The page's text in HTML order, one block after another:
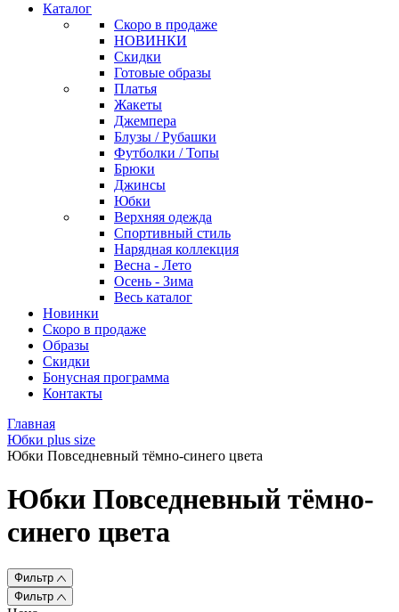
Каталог
Скоро в продаже
НОВИНКИ
Скидки
Готовые образы
Платья
Жакеты
Джемпера
Блузы / Рубашки
Футболки / Топы
Брюки
Джинсы
Юбки
Верхняя одежда
Спортивный стиль
Нарядная коллекция
Весна - Лето
Осень - Зима
Весь каталог
Новинки
Скоро в продаже
Образы
Скидки
Бонусная программа
Контакты
Главная
Юбки plus size
Юбки Повседневный тёмно-синего цвета
Юбки Повседневный тёмно-
синего цвета
Фильтр
Фильтр